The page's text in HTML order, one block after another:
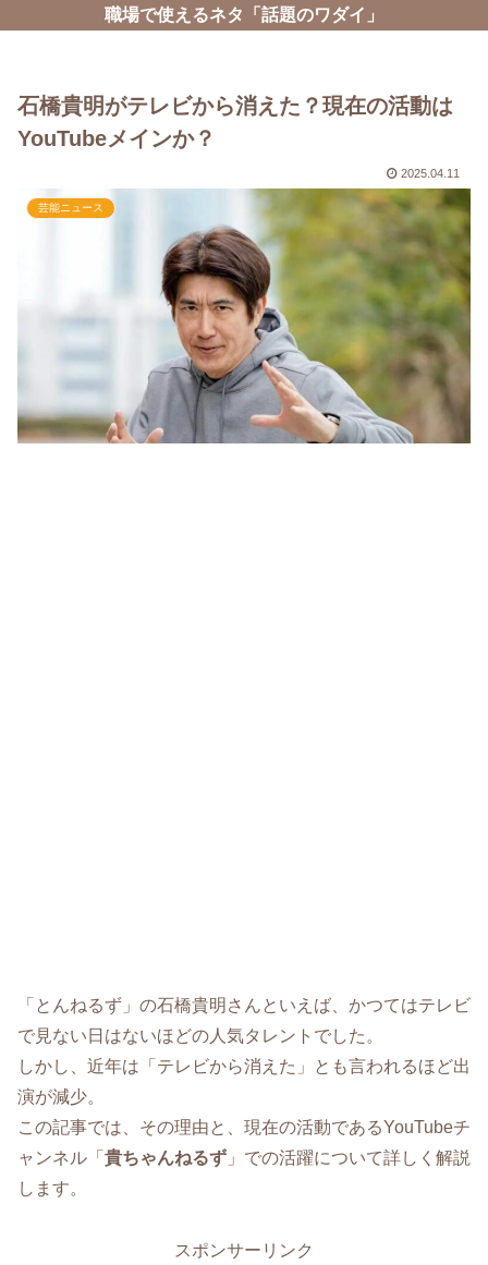
職場で使えるネタ「話題のワダイ」
石橋貴明がテレビから消えた？現在の活動は
YouTubeメインか？
2025.04.11
芸能ニュース
「とんねるず」の石橋貴明さんといえば、かつてはテレビ
で見ない日はないほどの人気タレントでした。
しかし、近年は「テレビから消えた」とも言われるほど出
演が減少。
この記事では、その理由と、現在の活動であるYouTubeチ
ャンネル「 貴ちゃんねるず 」での活躍について詳しく解説
します。
スポンサーリンク